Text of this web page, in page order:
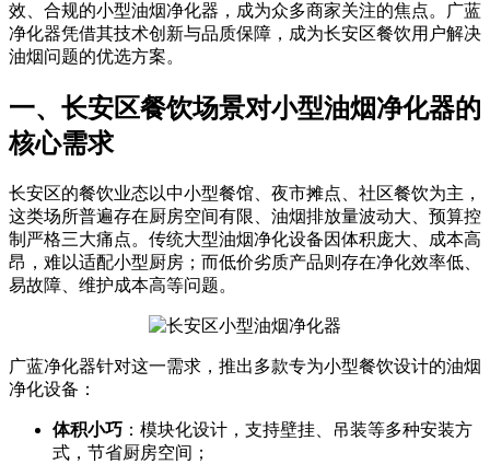
效、合规的小型油烟净化器，成为众多商家关注的焦点。广蓝
净化器凭借其技术创新与品质保障，成为长安区餐饮用户解决
油烟问题的优选方案。
一、长安区餐饮场景对小型油烟净化器的
核心需求
长安区的餐饮业态以中小型餐馆、夜市摊点、社区餐饮为主，
这类场所普遍存在厨房空间有限、油烟排放量波动大、预算控
制严格三大痛点。传统大型油烟净化设备因体积庞大、成本高
昂，难以适配小型厨房；而低价劣质产品则存在净化效率低、
易故障、维护成本高等问题。
广蓝净化器针对这一需求，推出多款专为小型餐饮设计的油烟
净化设备：
体积小巧 ：模块化设计，支持壁挂、吊装等多种安装方
式，节省厨房空间；